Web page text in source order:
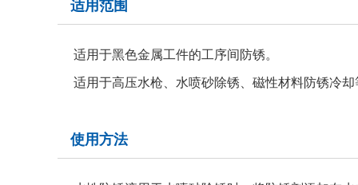
适用范围
适用于黑色金属工件的工序间防锈。
适用于高压水枪、水喷砂除锈、磁性材料防锈冷却
使用方法